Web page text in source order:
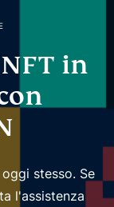
in
stesso. Se
l'assistenza